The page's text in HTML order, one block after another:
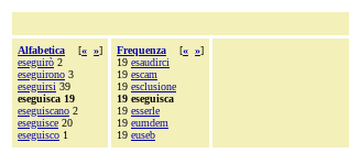
Alfabetica [« »]
eseguirò 2
eseguirono 3
eseguirsi 39
eseguisca 19
eseguiscano 2
eseguisce 20
eseguisco 1
Frequenza [« »]
19 esaudirci
19 escam
19 esclusione
19 eseguisca
19 esserle
19 eumdem
19 euseb